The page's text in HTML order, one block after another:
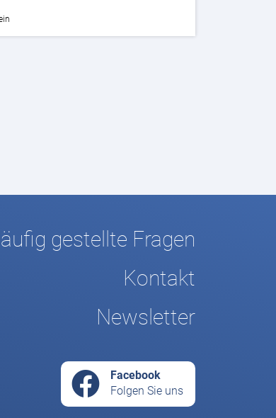
gestellte Fragen
Kontakt
Newsletter
Facebook
Folgen Sie uns